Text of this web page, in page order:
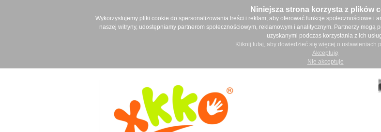
Niniejsza strona korzysta z plików
Wykorzystujemy pliki cookie do spersonalizowania treści i reklam, aby oferować funkcje społecznościowe i
naszej witryny, udostępniamy partnerom społecznościowym, reklamowym i analitycznym. Partnerzy mogą
uzyskanymi podczas korzystania z ich
Kliknij tutaj, aby dowiedzieć się więcej o ustawieniach
Akceptuję
Nie akceptuje